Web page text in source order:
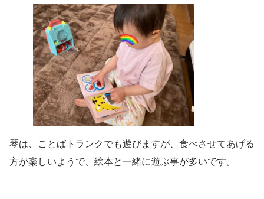
琴は、ことばトランクでも遊びますが、食べさせてあげる
方が楽しいようで、絵本と一緒に遊ぶ事が多いです。